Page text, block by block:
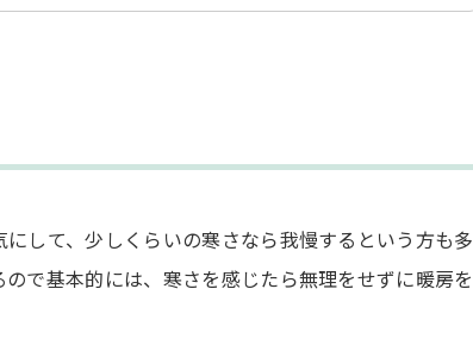
して、少しくらいの寒さなら我慢するという方も多
で基本的には、寒さを感じたら無理をせずに暖房を